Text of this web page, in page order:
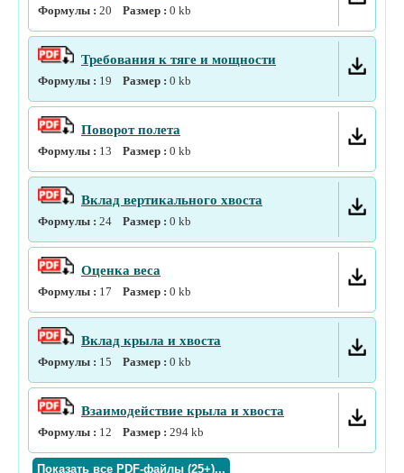
Формулы : 20 Размер : 0 kb
Требования к тяге и мощности
Формулы : 19 Размер : 0 kb
Поворот полета
Формулы : 13 Размер : 0 kb
Вклад вертикального хвоста
Формулы : 24 Размер : 0 kb
Оценка веса
Формулы : 17 Размер : 0 kb
Вклад крыла и хвоста
Формулы : 15 Размер : 0 kb
Взаимодействие крыла и хвоста
Формулы : 12 Размер : 294 kb